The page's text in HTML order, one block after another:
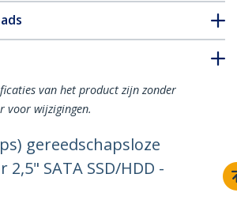
van het product zijn zonder
voor wijzigingen.
gereedschapsloze
SATA SSD/HDD -